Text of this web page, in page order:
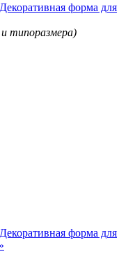
Декоративная форма для
типоразмера)
Декоративная форма для